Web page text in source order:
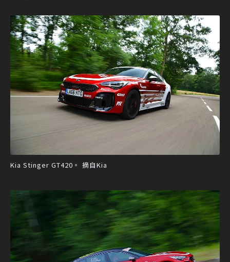
Kia Stinger GT420。 摘自Kia